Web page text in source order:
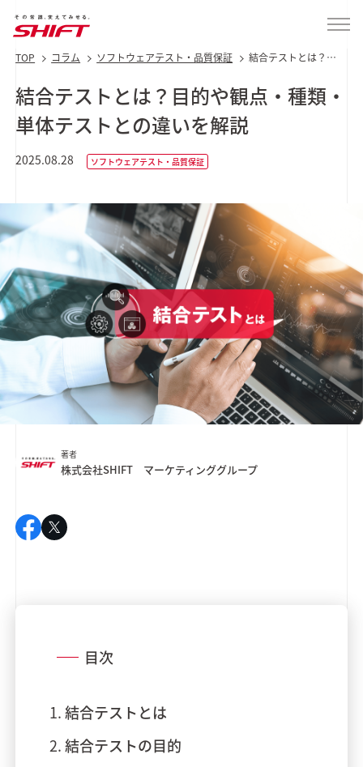
TOP コラム ソフトウェアテスト・品質保証
結合テストとは？目
解説
結合テストとは？目的や観点・種類・
単体テストとの違いを解説
2025.08.28 ソフトウェアテスト・品質保証
著者
株式会社SHIFT マーケティンググループ
目次
結合テストとは
結合テストの目的